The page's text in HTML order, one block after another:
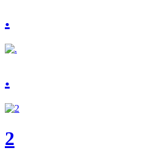
.
.
2